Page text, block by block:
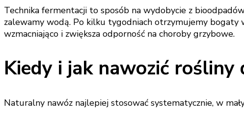
Technika fermentacji to sposób na wydobycie z
zalewamy wodą. Po kilku tygodniach otrzymujemy bogaty
wzmacniająco i zwiększa odporność na choroby grzybowe.
Kiedy i jak nawozić rośliny
Naturalny nawóz najlepiej stosować systematycznie, w